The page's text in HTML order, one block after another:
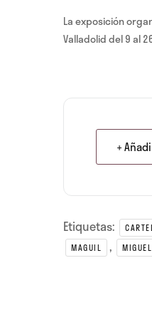
La exposición
Valladolid del 9 al
+
Etiquetas:
MAGUIL ,